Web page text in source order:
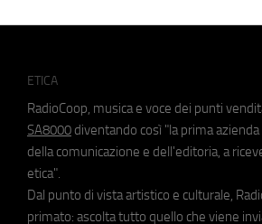
ETICA
RadioCoop, musica e voce dei punti
SA8000 diventando così "la prima
della comunicazione e dell'editoria, a
etica".
Dal punto di vista artistico e culturale,
primato: ascolta tutto quello che viene